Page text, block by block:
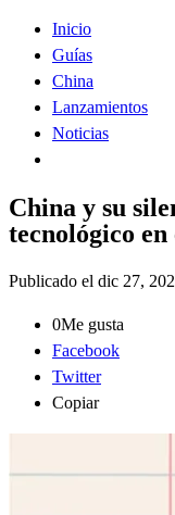
Inicio
Guías
China
Lanzamientos
Noticias
China y su
tecnológico
Publicado el dic 27,
0Me gusta
Facebook
Twitter
Copiar